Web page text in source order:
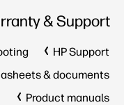
& Support
HP Support
& documents
Product manuals